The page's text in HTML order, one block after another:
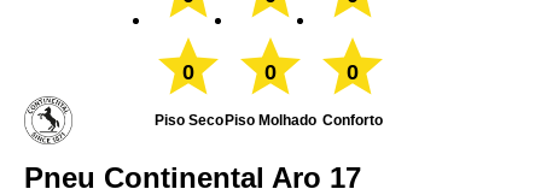
0
Piso Seco
0
Piso Molhado
0
Conforto
Pneu Continental Aro 17